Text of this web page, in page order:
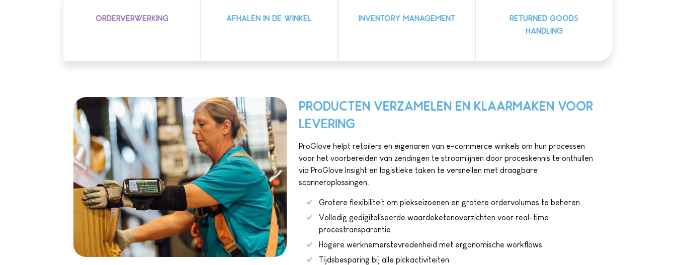
ORDERVERWERKING AFHALEN IN DE WINKEL INVENTORY MANAGEMENT
RETURNED GOODS
HANDLING
PRODUCTEN VERZAMELEN EN KLAARMAKEN VOOR
LEVERING
ProGlove helpt retailers en eigenaren van e-commerce winkels om hun processen
voor het voorbereiden van zendingen te stroomlijnen door proceskennis te onthullen
via ProGlove Insight en logistieke taken te versnellen met draagbare
scanneroplossingen.
Grotere flexibiliteit om piekseizoenen en grotere ordervolumes te beheren
Volledig gedigitaliseerde waardeketenoverzichten voor real-time
procestransparantie
Hogere werknemerstevredenheid met ergonomische workflows
Tijdsbesparing bij alle pickactiviteiten